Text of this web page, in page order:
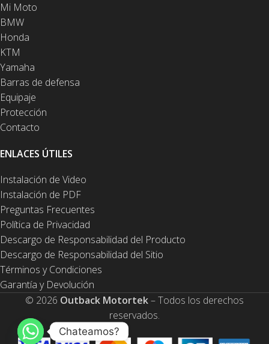
Mi Moto
BMW
Honda
KTM
Yamaha
Barras de defensa
Equipaje
Protección
Contacto
ENLACES ÚTILES
Instalación de Video
Instalación de PDF
Preguntas Frecuentes
Política de Privacidad
Descargo de Responsabilidad del Producto
Descargo de Responsabilidad del Sitio
Términos y Condiciones
Garantía y Devolución
© 2026 Outback Motortek– Todos los derechos
reservados.
Chateamos?